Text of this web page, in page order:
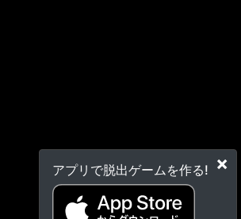
×
アプリで脱出ゲームを作る!